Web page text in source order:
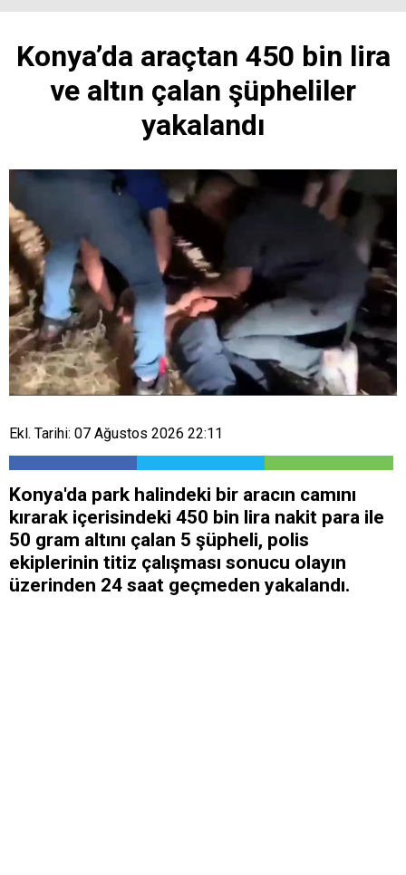
Konya’da araçtan 450 bin lira
ve altın çalan şüpheliler
yakalandı
Ekl. Tarihi: 07 Ağustos 2026 22:11
Konya'da park halindeki bir aracın camını
kırarak içerisindeki 450 bin lira nakit para ile
50 gram altını çalan 5 şüpheli, polis
ekiplerinin titiz çalışması sonucu olayın
üzerinden 24 saat geçmeden yakalandı.